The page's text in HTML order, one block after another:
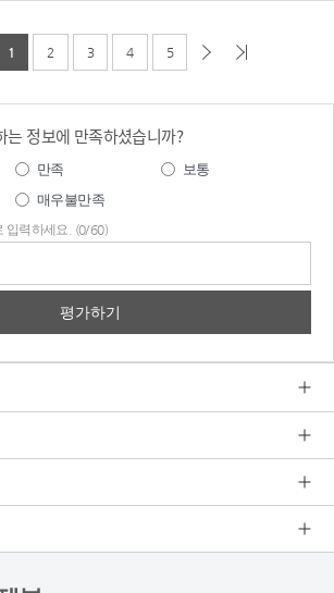
1 2 3 4 5
는 정보에 만족하셨습니까?
만족
보통
매우불만족
입력하세요. (0/60)